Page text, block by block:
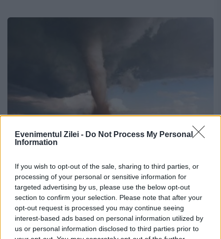
Evenimentul Zilei - Do Not Process My Personal
Information
If you wish to opt-out of the sale, sharing to third parties, or
processing of your personal or sensitive information for
targeted advertising by us, please use the below opt-out
section to confirm your selection. Please note that after your
opt-out request is processed you may continue seeing
interest-based ads based on personal information utilized by
us or personal information disclosed to third parties prior to
aceste fenomene
30 IUNIE 2019
Directorul ANM Florinela Georgescu a
explicat cum se formează tornadele și care